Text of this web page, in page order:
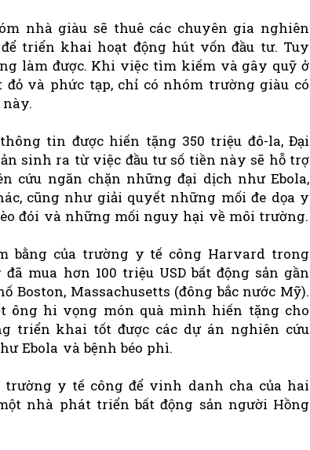
nhà giàu sẽ thuê các chuyên gia nghiên
triển khai hoạt động hút vốn đầu tư. Tuy
làm được. Khi việc tìm kiếm và gây quỹ ở
và phức tạp, chỉ có nhóm trường giàu có
tin được hiến tặng 350 triệu đô-la, Đại
sinh ra từ việc đầu tư số tiền này sẽ hỗ trợ
cứu ngăn chặn những đại dịch như Ebola,
cũng như giải quyết những mối đe dọa y
đói và những mối nguy hại về môi trường.
bằng của trường y tế công Harvard trong
mua hơn 100 triệu USD bất động sản gần
Boston, Massachusetts (đông bắc nước Mỹ).
ông hi vọng món quà mình hiến tặng cho
triển khai tốt được các dự án nghiên cứu
Ebola và bệnh béo phì.
trường y tế công để vinh danh cha của hai
nhà phát triển bất động sản người Hồng